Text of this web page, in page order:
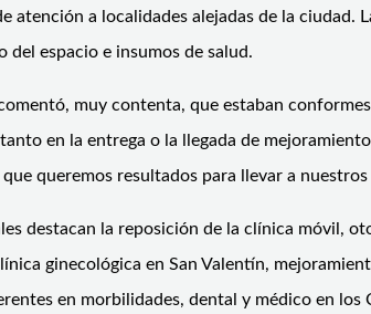
a localidades alejadas de la ciudad.
espacio e insumos de salud.
muy contenta, que estaban
en la entrega o la llegada de
queremos resultados para llevar a nuestros
destacan la reposición de la clínica móvil,
ginecológica en San Valentín,
en morbilidades, dental y médico en los